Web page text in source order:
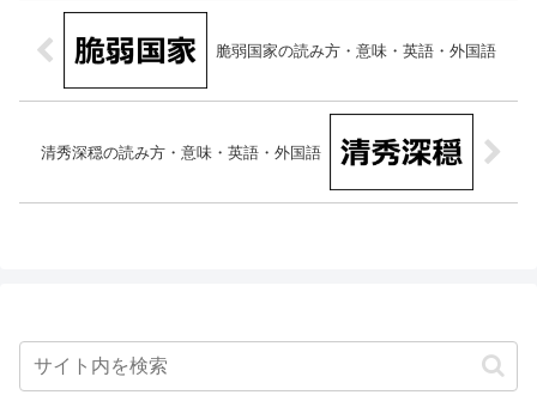
脆弱国家の読み方・意味・英語・外国語
清秀深穏の読み方・意味・英語・外国語